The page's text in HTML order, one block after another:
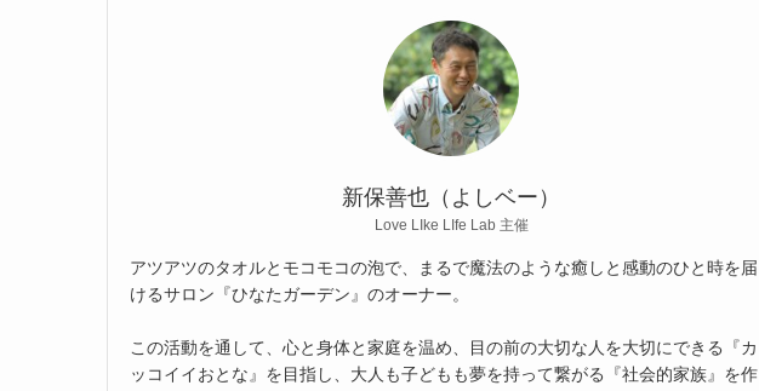
新保善也（よしベー）
Love LIke LIfe Lab 主催
アツアツのタオルとモコモコの泡で、まるで魔法のような癒しと感動のひと時を届
けるサロン『ひなたガーデン』のオーナー。
この活動を通して、心と身体と家庭を温め、目の前の大切な人を大切にできる『カ
ッコイイおとな』を目指し、大人も子どもも夢を持って繋がる『社会的家族』を作